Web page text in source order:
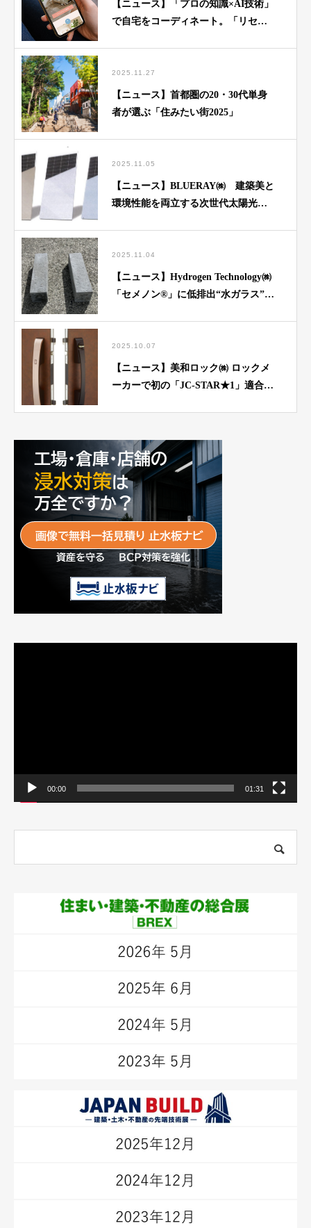
【ニュース】「プロの知識×AI技術」
で自宅をコーディネート。「リセノ
2025.11.27
【ニュース】首都圏の20・30代単身
者が選ぶ「住みたい街2025」
2025.11.05
【ニュース】BLUERAY㈱ 建築美と
環境性能を両立する次世代太陽光パ
2025.11.04
【ニュース】Hydrogen Technology㈱
「セメノン®」に低排出“水ガラス”を
2025.10.07
【ニュース】美和ロック㈱ ロックメ
ーカーで初の「JC-STAR★1」適合取
00:00 01:31